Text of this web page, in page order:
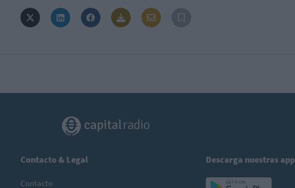
Contacto & Legal
Contacto
Descarga nuestras